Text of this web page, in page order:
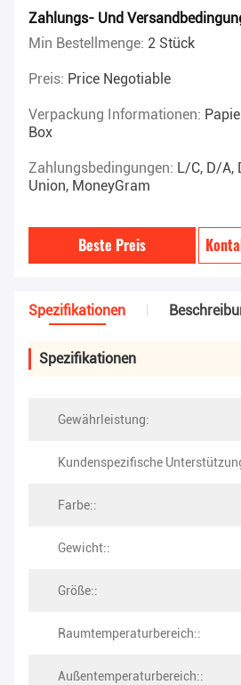
Zahlungs- Und
Min Bestellmenge: 2 Stück
Preis: Price Negotiable
Verpackung Informationen:
Box
Zahlungsbedingungen: L/C, D/A,
Union, MoneyGram
Beste Preis
Spezifikationen
Spezifikationen
Gewährleistung:
Kundenspezifische
Farbe::
Gewicht::
Größe::
Raumtemperaturbereich::
Außentemperaturbereich::